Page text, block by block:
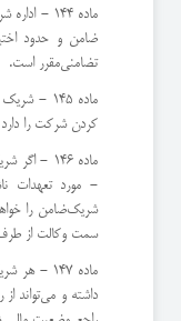
ماده 144
ضامن و حدود
تضامنی‌مقرر است.
ماده 145
كردن شركت را
ماده 146
- مورد تعهدات
شریك‌ضامن را
سمت وكالت از
ماده 147
داشته و می‌تواند